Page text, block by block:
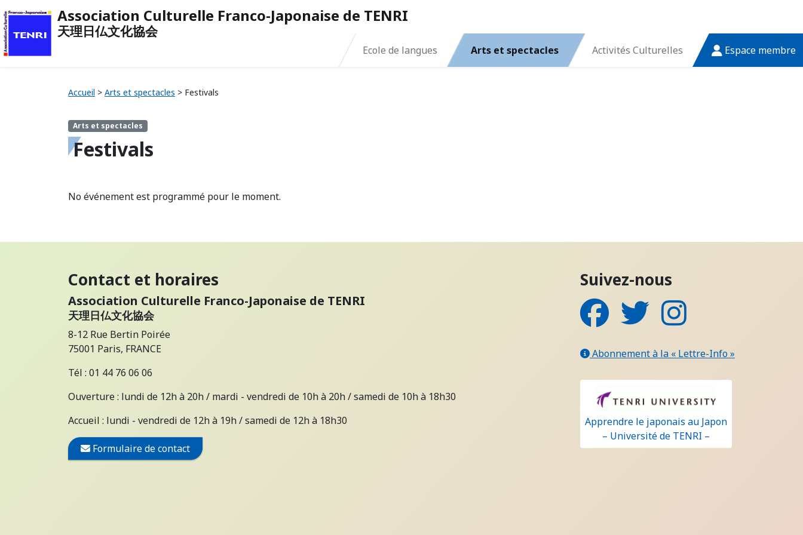
Association Culturelle Franco-Japonaise de TENRI
天理日仏文化協会
Ecole de langues Arts et spectacles Activités Culturelles Espace membre
Accueil > Arts et spectacles > Festivals
Arts et spectacles
Festivals
No événement est programmé pour le moment.
Contact et horaires
Association Culturelle Franco-Japonaise de TENRI
天理日仏文化協会
8-12 Rue Bertin Poirée
75001 Paris, FRANCE
Tél : 01 44 76 06 06
Ouverture : lundi de 12h à 20h / mardi - vendredi de 10h à 20h / samedi de 10h à 18h30
Accueil : lundi - vendredi de 12h à 19h / samedi de 12h à 18h30
Formulaire de contact
Suivez-nous
FacebookTwitter Instagram
Abonnement à la « Lettre-Info »
Apprendre le japonais au Japon
– Université de TENRI –